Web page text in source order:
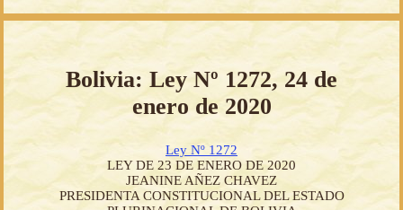
Bolivia: Ley Nº 1272, 24 de
enero de 2020
Ley Nº 1272
LEY DE 23 DE ENERO DE 2020
JEANINE AÑEZ CHAVEZ
PRESIDENTA CONSTITUCIONAL DEL ESTADO